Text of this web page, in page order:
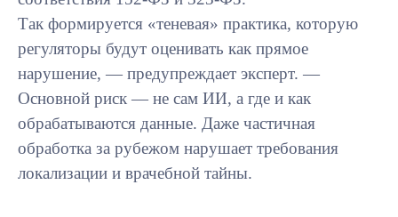
Так формируется «теневая» практика, которую
регуляторы будут оценивать как прямое
нарушение, — предупреждает эксперт. —
Основной риск — не сам ИИ, а где и как
обрабатываются данные. Даже частичная
обработка за рубежом нарушает требования
локализации и врачебной тайны.